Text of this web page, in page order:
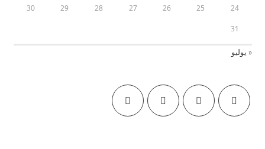
24
25
26
27
28
29
30
31
« يوليو